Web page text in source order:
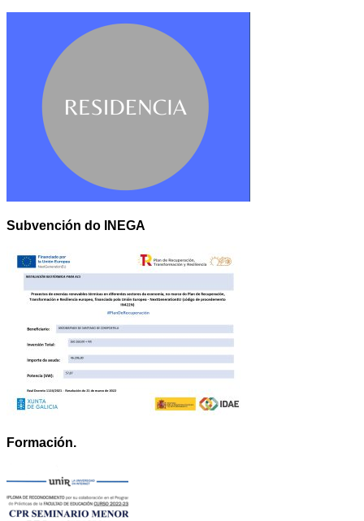
Subvención do INEGA
Formación.